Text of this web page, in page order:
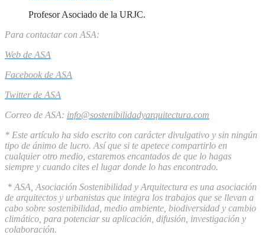
Profesor Asociado de la URJC.
Para contactar con ASA:
Web de ASA
Facebook de ASA
Twitter de ASA
Correo de ASA: info@sostenibilidadyarquitectura.com
* Este artículo ha sido escrito con carácter divulgativo y sin ningún
tipo de ánimo de lucro. Así que si te apetece compartirlo en
cualquier otro medio, estaremos encantados de que lo hagas
siempre y cuando cites el lugar donde lo has encontrado.
* ASA, Asociación Sostenibilidad y Arquitectura es una asociación
de arquitectos y urbanistas que integra los trabajos que se llevan a
cabo sobre sostenibilidad, medio ambiente, biodiversidad y cambio
climático, para potenciar su aplicación, difusión, investigación y
colaboración.